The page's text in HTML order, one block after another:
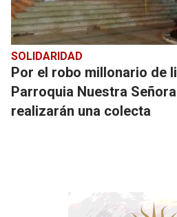
SOLIDARIDAD
Por el robo millonario de
Parroquia Nuestra
realizarán una colecta